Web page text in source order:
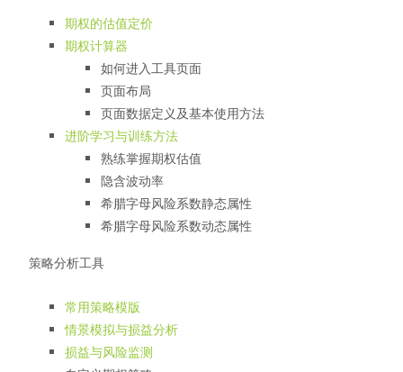
期权的估值定价
期权计算器
如何进入工具页面
页面布局
页面数据定义及基本使用方法
进阶学习与训练方法
熟练掌握期权估值
隐含波动率
希腊字母风险系数静态属性
希腊字母风险系数动态属性
策略分析工具
常用策略模版
情景模拟与损益分析
损益与风险监测